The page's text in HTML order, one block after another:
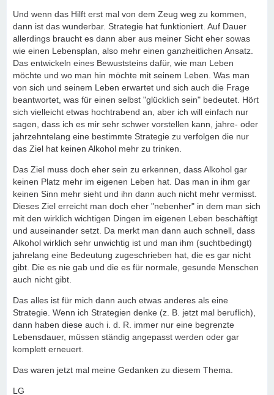
Und wenn das Hilft erst mal von dem Zeug weg zu kommen,
dann ist das wunderbar. Strategie hat funktioniert. Auf Dauer
allerdings braucht es dann aber aus meiner Sicht eher sowas
wie einen Lebensplan, also mehr einen ganzheitlichen Ansatz.
Das entwickeln eines Bewuststeins dafür, wie man Leben
möchte und wo man hin möchte mit seinem Leben. Was man
von sich und seinem Leben erwartet und sich auch die Frage
beantwortet, was für einen selbst "glücklich sein" bedeutet. Hört
sich vielleicht etwas hochtrabend an, aber ich will einfach nur
sagen, dass ich es mir sehr schwer vorstellen kann, jahre- oder
jahrzehntelang eine bestimmte Strategie zu verfolgen die nur
das Ziel hat keinen Alkohol mehr zu trinken.
Das Ziel muss doch eher sein zu erkennen, dass Alkohol gar
keinen Platz mehr im eigenen Leben hat. Das man in ihm gar
keinen Sinn mehr sieht und ihn dann auch nicht mehr vermisst.
Dieses Ziel erreicht man doch eher "nebenher" in dem man sich
mit den wirklich wichtigen Dingen im eigenen Leben beschäftigt
und auseinander setzt. Da merkt man dann auch schnell, dass
Alkohol wirklich sehr unwichtig ist und man ihm (suchtbedingt)
jahrelang eine Bedeutung zugeschrieben hat, die es gar nicht
gibt. Die es nie gab und die es für normale, gesunde Menschen
auch nicht gibt.
Das alles ist für mich dann auch etwas anderes als eine
Strategie. Wenn ich Strategien denke (z. B. jetzt mal beruflich),
dann haben diese auch i. d. R. immer nur eine begrenzte
Lebensdauer, müssen ständig angepasst werden oder gar
komplett erneuert.
Das waren jetzt mal meine Gedanken zu diesem Thema.
LG